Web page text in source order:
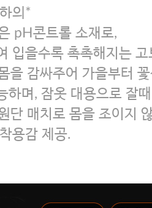
할인 쿠폰(8.1~31)
할인 쿠폰(8.1~31)
의*
pH콘트롤 소재로,
입을수록 촉촉해지는
을 감싸주어 가을부터
하며, 잠옷 대용으로 잘
단 매치로 몸을 조이지
용감 제공.